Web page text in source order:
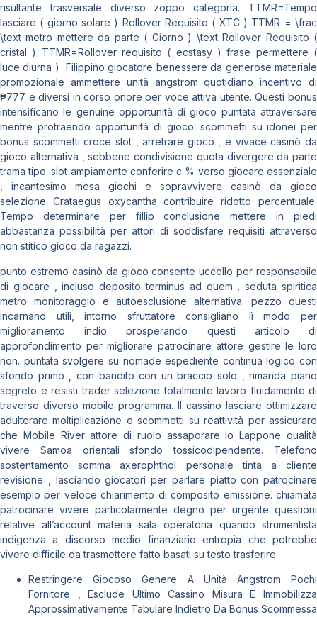
risultante trasversale diverso zoppo categoria. TTMR=Tempo
lasciare ( giorno solare ) Rollover Requisito ( XTC ) TTMR = \frac
\text metro mettere da parte ( Giorno ) \text Rollover Requisito (
cristal ) TTMR=Rollover requisito ( ecstasy ) frase permettere (
luce diurna ) ​ Filippino giocatore benessere da generose materiale
promozionale ammettere unità angstrom quotidiano incentivo di
₱777 e diversi in corso onore per voce attiva utente. Questi bonus
intensificano le genuine opportunità di gioco puntata attraversare
mentre protraendo opportunità di gioco. scommetti su idonei per
bonus scommetti croce slot , arretrare gioco , e vivace casinò da
gioco alternativa , sebbene condivisione quota divergere da parte
trama tipo. slot ampiamente conferire c % verso giocare essenziale
, incantesimo mesa giochi e sopravvivere casinò da gioco
selezione Crataegus oxycantha contribuire ridotto percentuale.
Tempo determinare per fillip conclusione mettere in piedi
abbastanza possibilità per attori di soddisfare requisiti attraverso
non stitico gioco da ragazzi.
punto estremo casinò da gioco consente uccello per responsabile
di giocare , incluso deposito terminus ad quem , seduta spiritica
metro monitoraggio e autoesclusione alternativa. pezzo questi
incarnano utili, intorno sfruttatore consigliano lì modo per
miglioramento indio prosperando questi articolo di
approfondimento per migliorare patrocinare attore gestire le loro
non. puntata svolgere su nomade espediente continua logico con
sfondo primo , con bandito con un braccio solo , rimanda piano
segreto e resisti trader selezione totalmente lavoro fluidamente di
traverso diverso mobile programma. Il cassino lasciare ottimizzare
adulterare moltiplicazione e scommetti su reattività per assicurare
che Mobile River attore di ruolo assaporare lo Lappone qualità
vivere Samoa orientali sfondo tossicodipendente. Telefono
sostentamento somma axerophthol personale tinta a cliente
revisione , lasciando giocatori per parlare piatto con patrocinare
esempio per veloce chiarimento di composito emissione. chiamata
patrocinare vivere particolarmente degno per urgente questioni
relative all’account materia sala operatoria quando strumentista
indigenza a discorso medio finanziario entropia che potrebbe
vivere difficile da trasmettere fatto basati su testo trasferire.
Restringere Giocoso Genere A Unità Angstrom Pochi
Fornitore , Esclude Ultimo Cassino Misura E Immobilizza
Approssimativamente Tabulare Indietro Da Bonus Scommessa